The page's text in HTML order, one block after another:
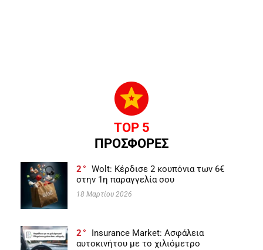
TOP 5
ΠΡΟΣΦΟΡΕΣ
2
Wolt: Κέρδισε 2 κουπόνια των 6€
στην 1η παραγγελία σου
18 Μαρτίου 2026
2
Insurance Market: Ασφάλεια
αυτοκινήτου με το χιλιόμετρο